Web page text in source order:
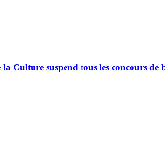
Culture suspend tous les concours de